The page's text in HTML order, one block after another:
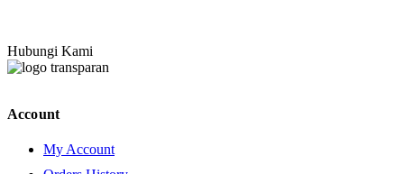
Hubungi Kami
Account
My Account